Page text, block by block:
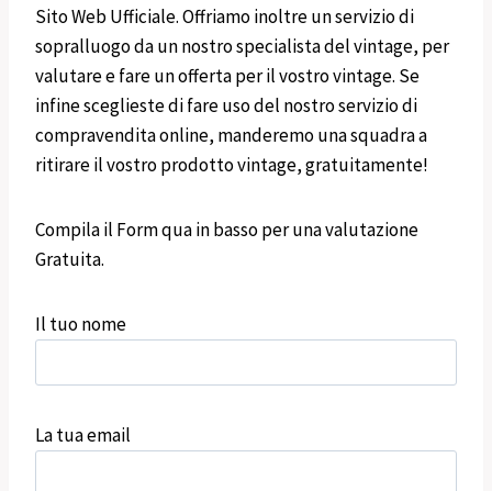
Sito Web Ufficiale. Offriamo inoltre un servizio di
sopralluogo da un nostro specialista del vintage, per
valutare e fare un offerta per il vostro vintage. Se
infine sceglieste di fare uso del nostro servizio di
compravendita online, manderemo una squadra a
ritirare il vostro prodotto vintage, gratuitamente!
Compila il Form qua in basso per una valutazione
Gratuita.
Il tuo nome
La tua email